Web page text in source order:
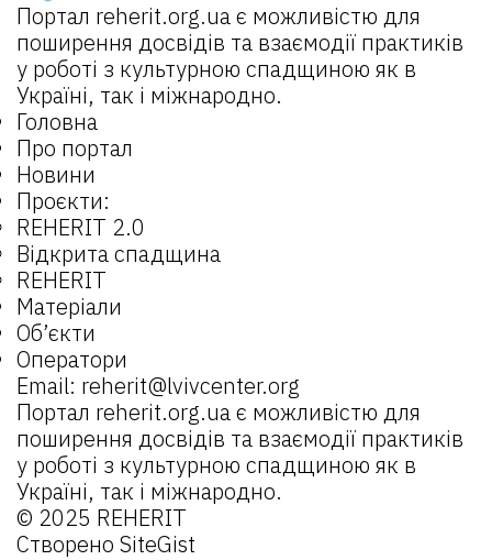
Портал reherit.org.uaє можливістю для
поширення досвідів та взаємодії практиків
у роботі з культурною спадщиною як в
Україні, так і міжнародно.
Головна
Про портал
Новини
Проєкти:
REHERIT 2.0
Відкрита спадщина
REHERIT
Матеріали
Об’єкти
Оператори
Email: reherit@lvivcenter.org
Портал reherit.org.uaє можливістю для
поширення досвідів та взаємодії практиків
у роботі з культурною спадщиною як в
Україні, так і міжнародно.
© 2025 REHERIT
Створено SiteGist